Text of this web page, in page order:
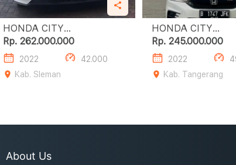
HONDA CITY
HATCHBACK RS
Rp. 262.000.000
2022
42.000
Kab. Sleman
HONDA CITY
HATCHBACK RS
Rp. 245.000.000
2022
Kab. Tangerang
About Us